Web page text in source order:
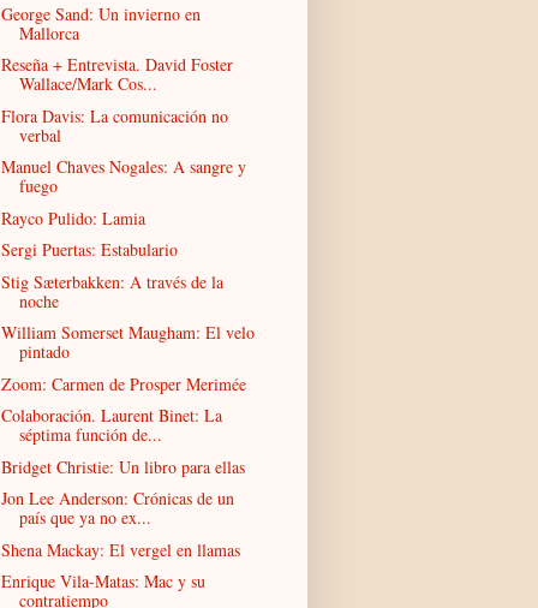
George Sand: Un invierno en
Mallorca
Reseña + Entrevista. David Foster
Wallace/Mark Cos...
Flora Davis: La comunicación no
verbal
Manuel Chaves Nogales: A sangre y
fuego
Rayco Pulido: Lamia
Sergi Puertas: Estabulario
Stig Sæterbakken: A través de la
noche
William Somerset Maugham: El velo
pintado
Zoom: Carmen de Prosper Merimée
Colaboración. Laurent Binet: La
séptima función de...
Bridget Christie: Un libro para ellas
Jon Lee Anderson: Crónicas de un
país que ya no ex...
Shena Mackay: El vergel en llamas
Enrique Vila-Matas: Mac y su
contratiempo